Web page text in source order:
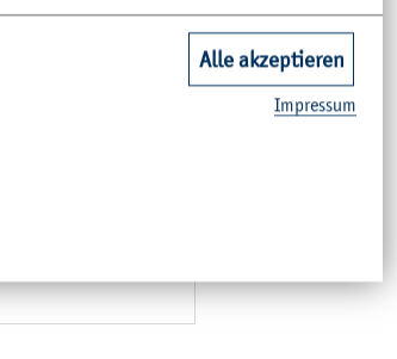
Alle akzeptieren
Im­pres­sum